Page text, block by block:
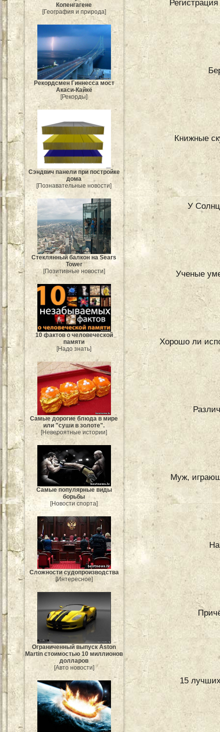
Копенгагене
[География и природа]
Рекордсмен Гиннесса мост
Акаси-Кайкё
[Рекорды]
Сэндвич панели при постройке
дома
[Познавательные новости]
Стеклянный балкон на Sears
Tower
[Позитивные новости]
10 фактов о человеческой
памяти
[Надо знать]
Самые дорогие блюда в мире
или "суши в золоте".
[Невероятные истории]
Самые популярные виды
борьбы
[Новости спорта]
Сложности судопроизводства
[Интересное]
Ограниченный выпуск Aston
Martin стоимостью 10 миллионов
долларов
[Авто новости]
Книжные
У
Ученые
Хорошо ли
Муж,
15